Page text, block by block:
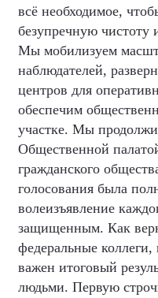
всё необходимое,
безупречную чистоту
Мы мобилизуем
наблюдателей,
центров для
обеспечим
участке. Мы
Общественной
гражданского
голосования была
волеизъявление
защищенным. Как
федеральные
важен итоговый
людьми. Первую